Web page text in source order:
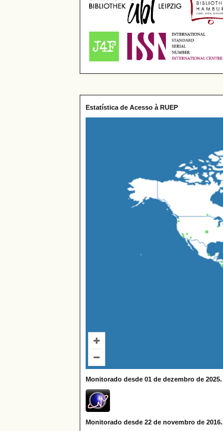
Estatística de Acesso à RUEP
Monitorado desde 01 de dezembro de 2025.
Monitorado desde 22 de novembro de 2016.